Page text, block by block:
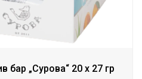
бар „Сурова“ 20 х 27 гр